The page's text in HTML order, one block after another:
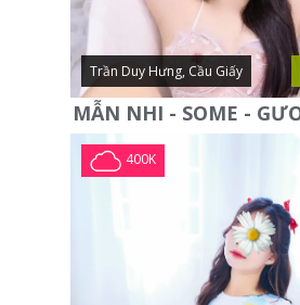
Trần Duy Hưng, Cầu Giấy
400K